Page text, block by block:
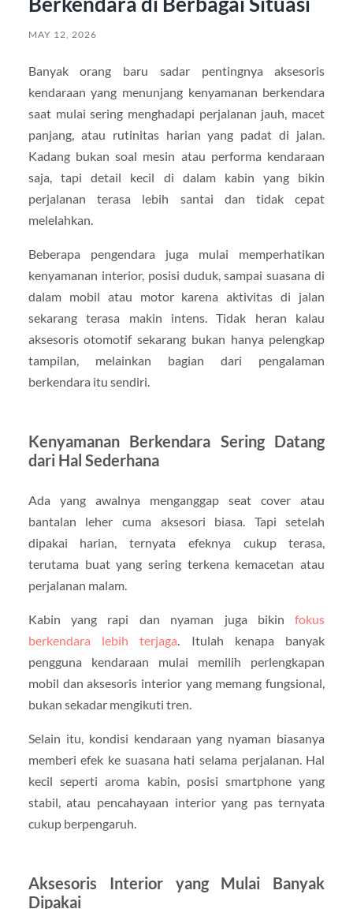
MAY 12, 2026
Banyak orang baru sadar pentingnya aksesoris
kendaraan yang menunjang kenyamanan berkendara
saat mulai sering menghadapi perjalanan jauh, macet
panjang, atau rutinitas harian yang padat di jalan.
Kadang bukan soal mesin atau performa kendaraan
saja, tapi detail kecil di dalam kabin yang bikin
perjalanan terasa lebih santai dan tidak cepat
melelahkan.
Beberapa pengendara juga mulai memperhatikan
kenyamanan interior, posisi duduk, sampai suasana di
dalam mobil atau motor karena aktivitas di jalan
sekarang terasa makin intens. Tidak heran kalau
aksesoris otomotif sekarang bukan hanya pelengkap
tampilan, melainkan bagian dari pengalaman
berkendara itu sendiri.
Kenyamanan Berkendara Sering Datang
dari Hal Sederhana
Ada yang awalnya menganggap seat cover atau
bantalan leher cuma aksesori biasa. Tapi setelah
dipakai harian, ternyata efeknya cukup terasa,
terutama buat yang sering terkena kemacetan atau
perjalanan malam.
Kabin yang rapi dan nyaman juga bikin fokus
berkendara lebih terjaga. Itulah kenapa banyak
pengguna kendaraan mulai memilih perlengkapan
mobil dan aksesoris interior yang memang fungsional,
bukan sekadar mengikuti tren.
Selain itu, kondisi kendaraan yang nyaman biasanya
memberi efek ke suasana hati selama perjalanan. Hal
kecil seperti aroma kabin, posisi smartphone yang
stabil, atau pencahayaan interior yang pas ternyata
cukup berpengaruh.
Aksesoris Interior yang Mulai Banyak
Dipakai